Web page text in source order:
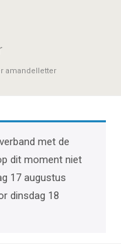
amandelletter
met de
dit moment niet
17 augustus
dinsdag 18